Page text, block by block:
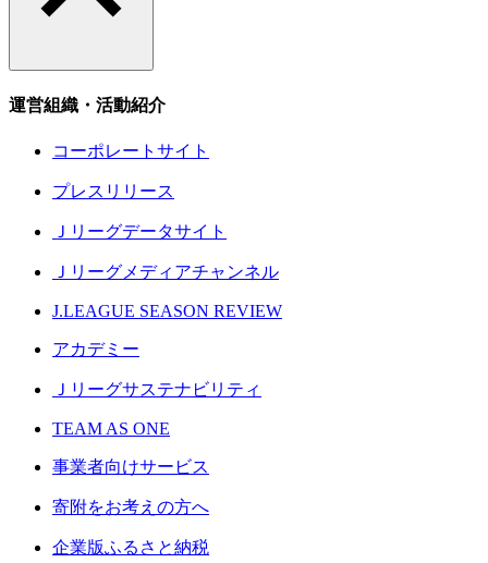
運営組織・活動紹介
コーポレートサイト
プレスリリース
Ｊリーグデータサイト
Ｊリーグメディアチャンネル
J.LEAGUE SEASON REVIEW
アカデミー
Ｊリーグサステナビリティ
TEAM AS ONE
事業者向けサービス
寄附をお考えの方へ
企業版ふるさと納税